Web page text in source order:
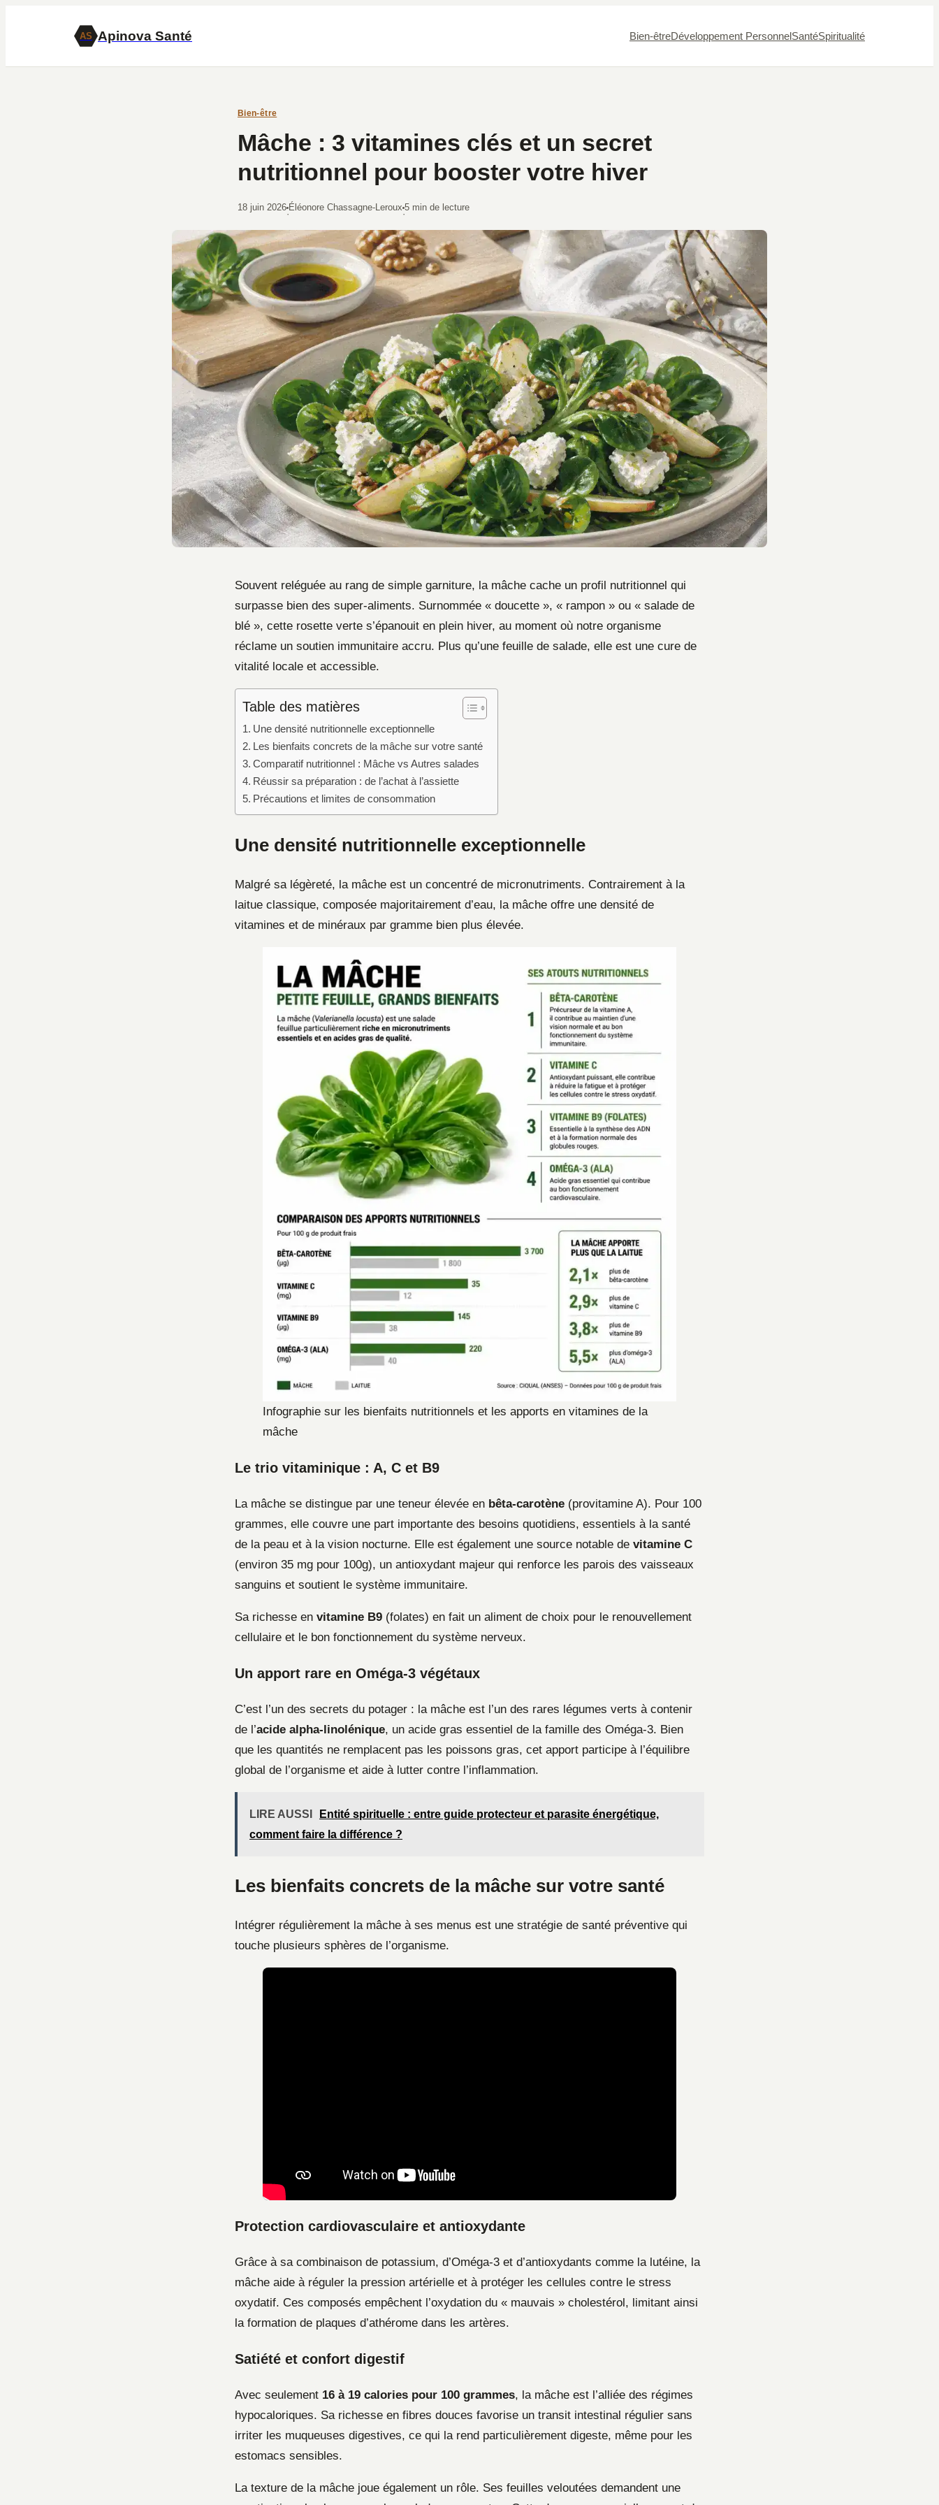
AS Apinova Santé Bien-êtreDéveloppement PersonnelSantéSpiritualité
Bien-être
Mâche : 3 vitamines clés et un secret
nutritionnel pour booster votre hiver
18 juin 2026
·
Éléonore Chassagne-Leroux
·
5 min de lecture
Souvent reléguée au rang de simple garniture, la mâche cache un profil nutritionnel qui
surpasse bien des super-aliments. Surnommée « doucette », « rampon » ou « salade de
blé », cette rosette verte s’épanouit en plein hiver, au moment où notre organisme
réclame un soutien immunitaire accru. Plus qu’une feuille de salade, elle est une cure de
vitalité locale et accessible.
Table des matières
Une densité nutritionnelle exceptionnelle
Les bienfaits concrets de la mâche sur votre santé
Comparatif nutritionnel : Mâche vs Autres salades
Réussir sa préparation : de l’achat à l’assiette
Précautions et limites de consommation
Une densité nutritionnelle exceptionnelle
Malgré sa légèreté, la mâche est un concentré de micronutriments. Contrairement à la
laitue classique, composée majoritairement d’eau, la mâche offre une densité de
vitamines et de minéraux par gramme bien plus élevée.
Infographie sur les bienfaits nutritionnels et les apports en vitamines de la
mâche
Le trio vitaminique : A, C et B9
La mâche se distingue par une teneur élevée en bêta-carotène (provitamine A). Pour 100
grammes, elle couvre une part importante des besoins quotidiens, essentiels à la santé
de la peau et à la vision nocturne. Elle est également une source notable de vitamine C
(environ 35 mg pour 100g), un antioxydant majeur qui renforce les parois des vaisseaux
sanguins et soutient le système immunitaire.
Sa richesse en vitamine B9 (folates) en fait un aliment de choix pour le renouvellement
cellulaire et le bon fonctionnement du système nerveux.
Un apport rare en Oméga-3 végétaux
C’est l’un des secrets du potager : la mâche est l’un des rares légumes verts à contenir
de l’acide alpha-linolénique, un acide gras essentiel de la famille des Oméga-3. Bien
que les quantités ne remplacent pas les poissons gras, cet apport participe à l’équilibre
global de l’organisme et aide à lutter contre l’inflammation.
LIRE AUSSI
Entité spirituelle : entre guide protecteur et parasite énergétique,
comment faire la différence ?
Les bienfaits concrets de la mâche sur votre santé
Intégrer régulièrement la mâche à ses menus est une stratégie de santé préventive qui
touche plusieurs sphères de l’organisme.
Protection cardiovasculaire et antioxydante
Grâce à sa combinaison de potassium, d’Oméga-3 et d’antioxydants comme la lutéine, la
mâche aide à réguler la pression artérielle et à protéger les cellules contre le stress
oxydatif. Ces composés empêchent l’oxydation du « mauvais » cholestérol, limitant ainsi
la formation de plaques d’athérome dans les artères.
Satiété et confort digestif
Avec seulement 16 à 19 calories pour 100 grammes, la mâche est l’alliée des régimes
hypocaloriques. Sa richesse en fibres douces favorise un transit intestinal régulier sans
irriter les muqueuses digestives, ce qui la rend particulièrement digeste, même pour les
estomacs sensibles.
La texture de la mâche joue également un rôle. Ses feuilles veloutées demandent une